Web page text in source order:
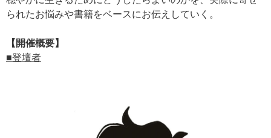
られたお悩みや書籍をベースにお伝えしていく。
【開催概要】
■登壇者